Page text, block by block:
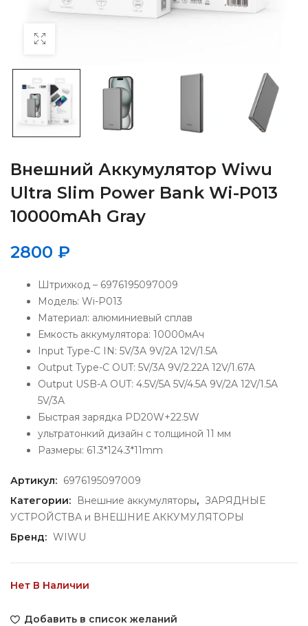
Внешний Аккумулятор Wiwu
Ultra Slim Power Bank Wi-P013
10000mAh Gray
2800 ₽
Штрихкод – 6976195097009
Модель: Wi-P013
Материал: алюминиевый сплав
Емкость аккумулятора: 10000мАч
Input Type-C IN: 5V/3A 9V/2A 12V/1.5A
Output Type-C OUT: 5V/3A 9V/2.22A 12V/1.67A
Output USB-A OUT: 4.5V/5A 5V/4.5A 9V/2A 12V/1.5A
5V/3A
Быстрая зарядка PD20W+22.5W
ультратонкий дизайн с толщиной 11 мм
Размеры: 61.3*124.3*11mm
Артикул: 6976195097009
Категории:
Внешние аккумуляторы, ЗАРЯДНЫЕ
УСТРОЙСТВА и ВНЕШНИЕ АККУМУЛЯТОРЫ
Бренд: WIWU
Нет В Наличии
Добавить в список желаний